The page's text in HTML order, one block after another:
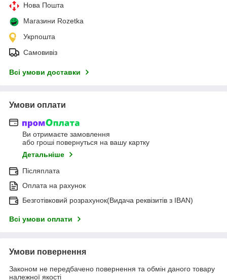
Нова Пошта
Магазини Rozetka
Укрпошта
Самовивіз
Всі умови доставки
Умови оплати
Ви отримаєте замовлення
або гроші повернуться на вашу картку
Детальніше
Післяплата
Оплата на рахунок
Безготівковий розрахунок(Видача реквізитів з IBAN)
Всі умови оплати
Умови повернення
Законом не передбачено повернення та обмін даного товару
належної якості